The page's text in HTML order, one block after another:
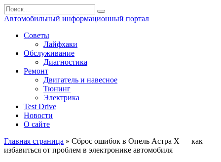
Перейти
к
Search
for:
Автомобильный информационный портал
Советы
Лайфхаки
Обслуживание
Диагностика
Ремонт
Двигатель и навесное
Тюнинг
Электрика
Test Drive
Новости
О сайте
Главная страница » Сброс ошибок в Опель Астра Х — как
избавиться от проблем в электронике автомобиля